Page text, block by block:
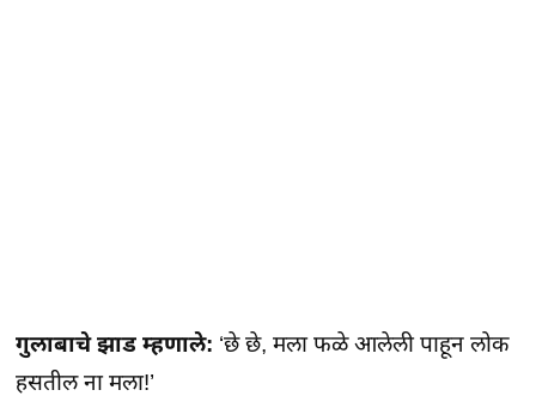
गुलाबाचे झाड म्हणाले: ‘छे छे, मला फळे आलेली पाहून लोक
हसतील ना मला!’